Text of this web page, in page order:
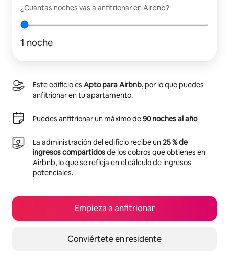
¿Cuántas noches vas a anfitrionar en Airbnb?
1 noche
Este edificio es Apto para Airbnb, por lo que puedes
anfitrionar en tu apartamento.
Puedes anfitrionar un máximo de90 noches al año
La administración del edificio recibe un25 % de
ingresos compartidosde los cobros que obtienes en
Airbnb, lo que se refleja en el cálculo de ingresos
potenciales.
Empieza a anfitrionar
Conviértete en residente